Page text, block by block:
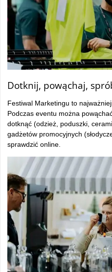
Dotknij, powąchaj,
Festiwal Marketingu to
Podczas eventu można
dotknąć (odzież, poduszki,
gadżetów promocyjnych
sprawdzić online.